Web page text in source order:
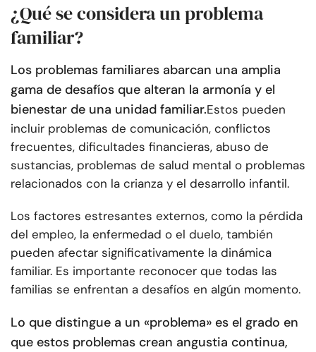
¿Qué se considera un problema
familiar?
Los problemas familiares abarcan una amplia
gama de desafíos que alteran la armonía y el
bienestar de una unidad familiar.Estos pueden
incluir problemas de comunicación, conflictos
frecuentes, dificultades financieras, abuso de
sustancias, problemas de salud mental o problemas
relacionados con la crianza y el desarrollo infantil.
Los factores estresantes externos, como la pérdida
del empleo, la enfermedad o el duelo, también
pueden afectar significativamente la dinámica
familiar. Es importante reconocer que todas las
familias se enfrentan a desafíos en algún momento.
Lo que distingue a un «problema» es el grado en
que estos problemas crean angustia continua,